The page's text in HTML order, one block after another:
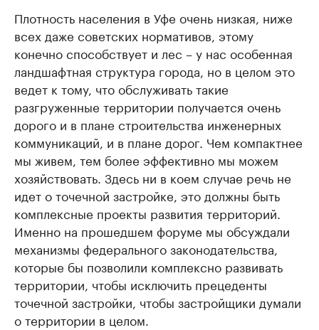
Плотность населения в Уфе очень низкая, ниже
всех даже советских нормативов, этому
конечно способствует и лес – у нас особенная
ландшафтная структура города, но в целом это
ведет к тому, что обслуживать такие
разгруженные территории получается очень
дорого и в плане строительства инженерных
коммуникаций, и в плане дорог. Чем компактнее
мы живем, тем более эффективно мы можем
хозяйствовать. Здесь ни в коем случае речь не
идет о точечной застройке, это должны быть
комплексные проекты развития территорий.
Именно на прошедшем форуме мы обсуждали
механизмы федерального законодательства,
которые бы позволили комплексно развивать
территории, чтобы исключить прецеденты
точечной застройки, чтобы застройщики думали
о территории в целом.